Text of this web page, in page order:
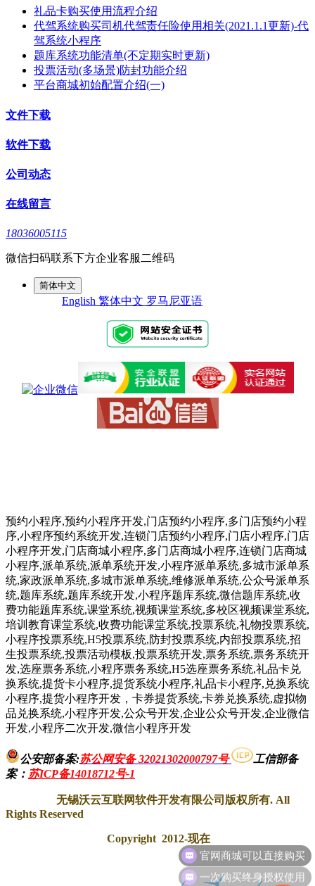
礼品卡购买使用流程介绍
代驾系统购买司机代驾责任险使用相关(2021.1.1更新)-代
驾系统小程序
题库系统功能清单(不定期实时更新)
投票活动(多场景)防封功能介绍
平台商城初始配置介绍(一)
文件下载
软件下载
公司动态
在线留言
18036005115
微信扫码联系下方企业客服二维码
简体中文
English 繁体中文 罗马尼亚语
预约小程序,预约小程序开发,门店预约小程序,多门店预约小程
序,小程序预约系统开发,连锁门店预约小程序,门店小程序,门店
小程序开发,门店商城小程序,多门店商城小程序,连锁门店商城
小程序,派单系统,派单系统开发,小程序派单系统,多城市派单系
统,家政派单系统,多城市派单系统,维修派单系统,公众号派单系
统,题库系统,题库系统开发,小程序题库系统,微信题库系统,收
费功能题库系统,课堂系统,视频课堂系统,多校区视频课堂系统,
培训教育课堂系统,收费功能课堂系统,投票系统,礼物投票系统,
小程序投票系统,H5投票系统,防封投票系统,内部投票系统,招
生投票系统,投票活动模板,投票系统开发,票务系统,票务系统开
发,选座票务系统,小程序票务系统,H5选座票务系统,礼品卡兑
换系统,提货卡小程序,提货系统小程序,礼品卡小程序,兑换系统
小程序,提货小程序开发，卡券提货系统,卡券兑换系统,虚拟物
品兑换系统,小程序开发,公众号开发,企业公众号开发,企业微信
开发,小程序二次开发,微信小程序开发
公安部备案:苏公网安备 32021302000797号
工信部备
案： 苏ICP备14018712号-1
无锡沃云互联网软件开发有限公司版权所有. All
Rights Reserved
Copyright 2012-现在
一次购买终身授权使用